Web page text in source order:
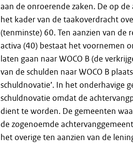
aan de onroerende zaken. De op
het kader van de taakoverdracht
(tenminste) 60. Ten aanzien van de
activa (40) bestaat het voornemen
laten gaan naar WOCO B (de
van de schulden naar WOCO B
schuldnovatie’. In het onderhavige
schuldnovatie omdat de
dient te worden. De gemeenten
de zogenoemde
het overige ten aanzien van de